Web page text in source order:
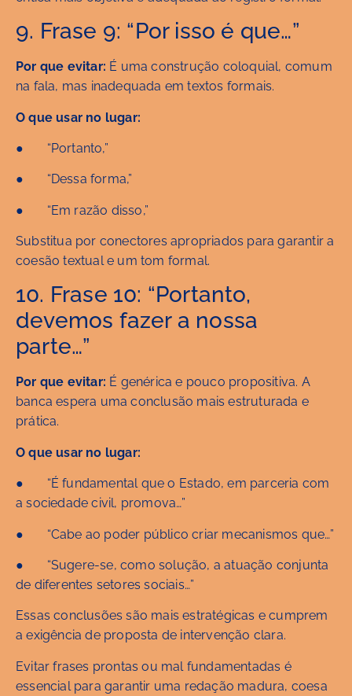
9. Frase 9: “Por isso é que…”
Por que evitar: É uma construção coloquial, comum
na fala, mas inadequada em textos formais.
O que usar no lugar:
● “Portanto,”
● “Dessa forma,”
● “Em razão disso,”
Substitua por conectores apropriados para garantir a
coesão textual e um tom formal.
10. Frase 10: “Portanto,
devemos fazer a nossa
parte…”
Por que evitar: É genérica e pouco propositiva. A
banca espera uma conclusão mais estruturada e
prática.
O que usar no lugar:
● “É fundamental que o Estado, em parceria com
a sociedade civil, promova…”
● “Cabe ao poder público criar mecanismos que…”
● “Sugere-se, como solução, a atuação conjunta
de diferentes setores sociais…”
Essas conclusões são mais estratégicas e cumprem
a exigência de proposta de intervenção clara.
Evitar frases prontas ou mal fundamentadas é
essencial para garantir uma redação madura, coesa